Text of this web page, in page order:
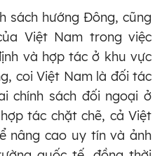
sách hướng Đông, cũng
Việt Nam trong việc
và hợp tác ở khu vực
coi Việt Nam là đối tác
chính sách đối ngoại ở
tác chặt chẽ, cả Việt
nâng cao uy tín và ảnh